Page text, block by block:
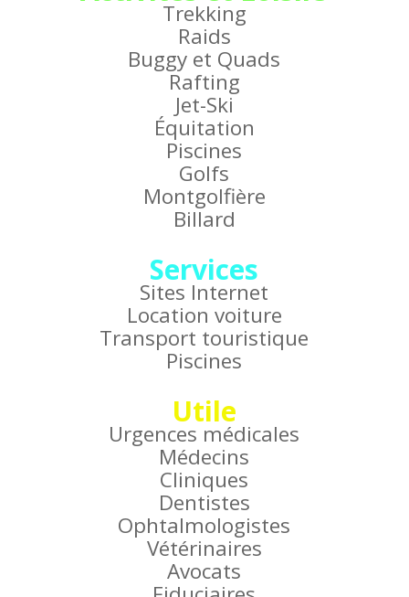
Trekking
Raids
Buggy et Quads
Rafting
Jet-Ski
Équitation
Piscines
Golfs
Montgolfière
Billard
Services
Sites Internet
Location voiture
Transport touristique
Piscines
Utile
Urgences médicales
Médecins
Cliniques
Dentistes
Ophtalmologistes
Vétérinaires
Avocats